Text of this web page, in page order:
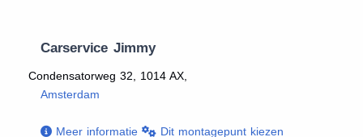
Carservice Jimmy
Condensatorweg 32, 1014 AX,
Amsterdam
Meer informatie Dit montagepunt kiezen